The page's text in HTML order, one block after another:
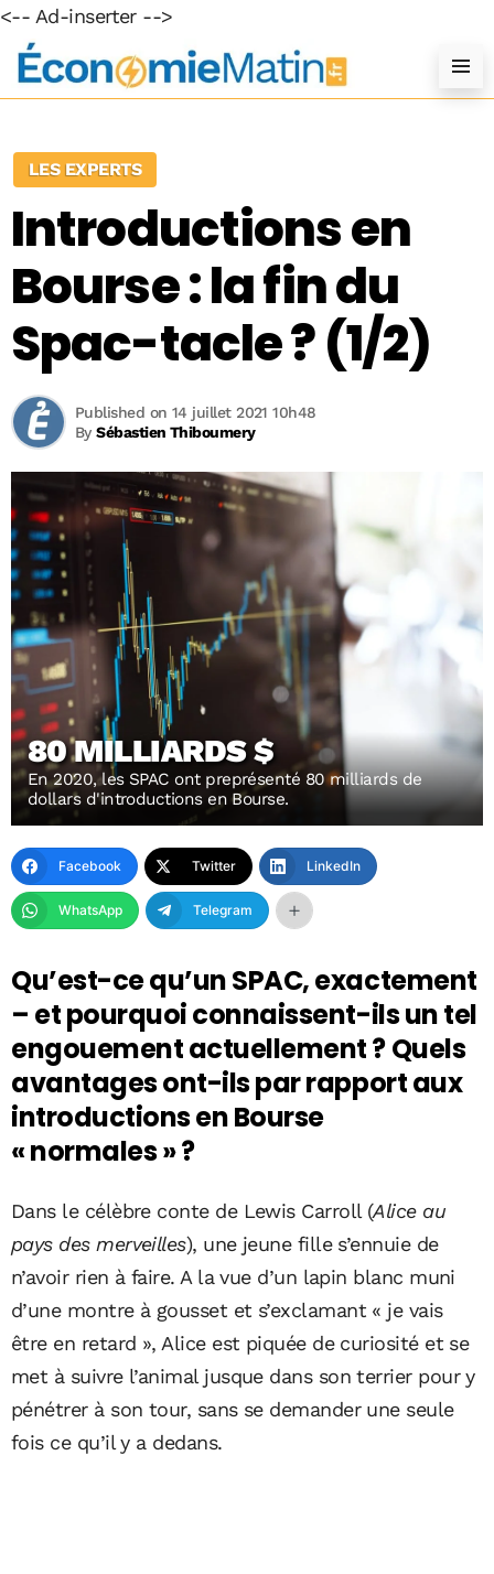
<-- Ad-inserter -->
LES EXPERTS
Introductions en
Bourse : la fin du
Spac-tacle ? (1/2)
BySébastien Thiboumery
Published on 14 juillet 2021 10h48
80 MILLIARDS $
En 2020, les SPAC ont preprésenté 80 milliards de
dollars d'introductions en Bourse.
Facebook Twitter LinkedIn
WhatsApp Telegram
Qu’est-ce qu’un SPAC, exactement
– et pourquoi connaissent-ils un tel
engouement actuellement ? Quels
avantages ont-ils par rapport aux
introductions en Bourse
« normales » ?
Dans le célèbre conte de Lewis Carroll (Alice au
pays des merveilles), une jeune fille s’ennuie de
n’avoir rien à faire. A la vue d’un lapin blanc muni
d’une montre à gousset et s’exclamant « je vais
être en retard », Alice est piquée de curiosité et se
met à suivre l’animal jusque dans son terrier pour y
pénétrer à son tour, sans se demander une seule
fois ce qu’il y a dedans.